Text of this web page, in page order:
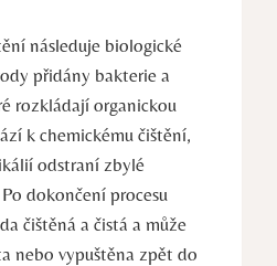
následuje biologické
přidány bakterie a
rozkládají organickou
k chemickému čištění,
odstraní zbylé
dokončení procesu
čištěná a čistá a může
nebo vypuštěna zpět do